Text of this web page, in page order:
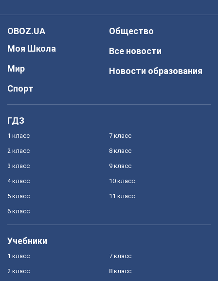
OBOZ.UA
Моя Школа
Мир
Спорт
Общество
Все новости
Новости образования
ГДЗ
1 класс
2 класс
3 класс
4 класс
5 класс
6 класс
7 класс
8 класс
9 класс
10 класс
11 класс
Учебники
1 класс
2 класс
7 класс
8 класс